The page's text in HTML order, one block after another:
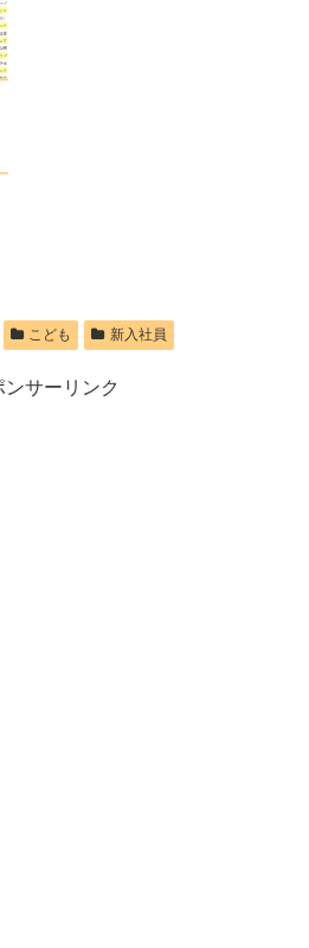
こども 新入社員
ンサーリンク